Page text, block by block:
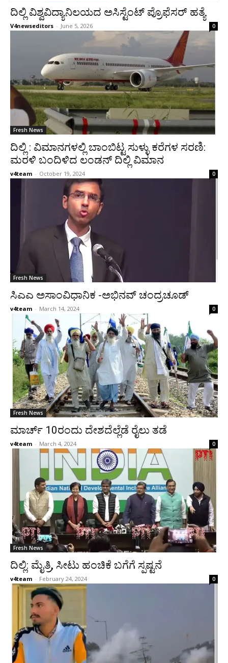
ದಿಲ್ಲಿ ವಿಶ್ವವಿದ್ಯಾನಿಲಯದ ಅಸಿಸ್ಟೆಂಟ್ ಪ್ರೊಫೆಸರ್ ಹತ್ಯೆ
V4newseditors - June 5, 2026 0
Fresh News
ದಿಲ್ಲಿ : ವಿಮಾನಗಳಲ್ಲಿ ಬಾಂಬಿಟ್ಟ ಸುಳ್ಳು ಕರೆಗಳ ಸರಣಿ:
ಮರಳಿ ಬಂದಿಳಿದ ಲಂಡನ್ ದಿಲ್ಲಿ ವಿಮಾನ
v4team - October 19, 2024 0
Fresh News
ಸಿಎಎ ಅಸಾಂವಿಧಾನಿಕ -ಅಭಿನವ್ ಚಂದ್ರಚೂಡ್
v4team - March 14, 2024 0
Fresh News
ಮಾರ್ಚ್ 10ರಂದು ದೇಶದೆಲ್ಲೆಡೆ ರೈಲು ತಡೆ
v4team - March 4, 2024 0
Fresh News
ದಿಲ್ಲಿ: ಮೈತ್ರಿ, ಸೀಟು ಹಂಚಿಕೆ ಬಗೆಗೆ ಸ್ಪಷ್ಟನೆ
v4team - February 24, 2024 0